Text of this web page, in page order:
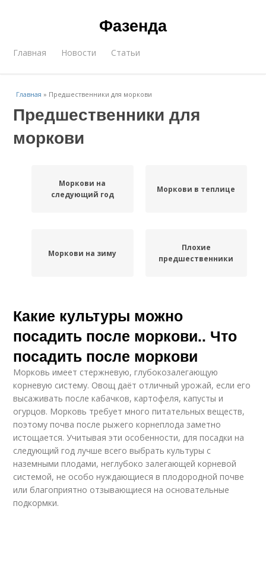
Фазенда
Главная Новости Статьи
Главная » Предшественники для моркови
Предшественники для
моркови
Моркови на
следующий год
Моркови в теплице
Моркови на зиму
Плохие
предшественники
Какие культуры можно
посадить после моркови.. Что
посадить после моркови
Морковь имеет стержневую, глубокозалегающую
корневую систему. Овощ даёт отличный урожай, если его
высаживать после кабачков, картофеля, капусты и
огурцов. Морковь требует много питательных веществ,
поэтому почва после рыжего корнеплода заметно
истощается. Учитывая эти особенности, для посадки на
следующий год лучше всего выбрать культуры с
наземными плодами, неглубоко залегающей корневой
системой, не особо нуждающиеся в плодородной почве
или благоприятно отзывающиеся на основательные
подкормки.